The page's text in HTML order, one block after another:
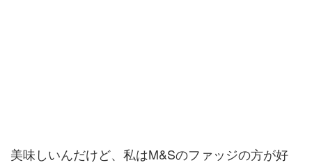
美味しいんだけど、私はM&Sのファッジの方が好